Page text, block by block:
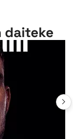
daiteke